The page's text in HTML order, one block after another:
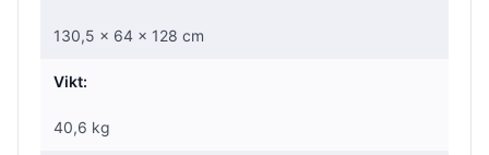
130,5 × 64 × 128 cm
Vikt:
40,6 kg